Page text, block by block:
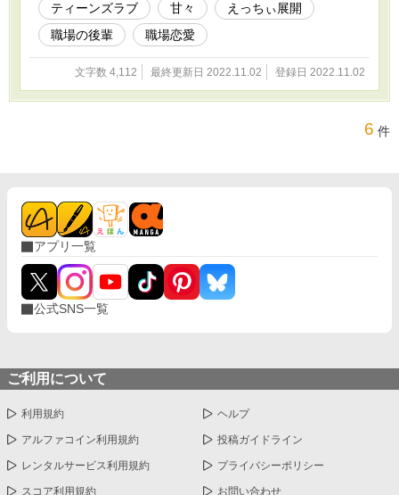
ティーンズラブ
甘々
えっちぃ展開
職場の後輩
職場恋愛
文字数 4,112 最終更新日 2022.11.02 登録日 2022.11.02
6 件
アプリ一覧
公式SNS一覧
ご利用について
利用規約 ヘルプ
アルファコイン利用規約 投稿ガイドライン
レンタルサービス利用規約 プライバシーポリシー
スコア利用規約 お問い合わせ